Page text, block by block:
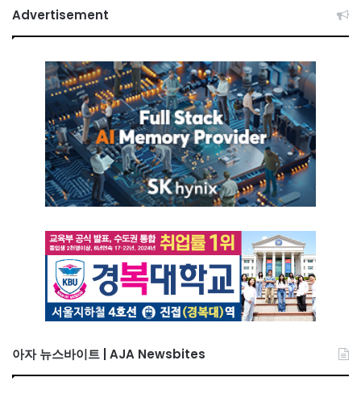
Advertisement
아자 뉴스바이트 | AJA Newsbites